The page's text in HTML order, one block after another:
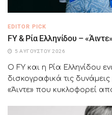
EDITOR PICK
FY & Ρία Ελληνίδου – «Άιντε»
5 ΑΥΓΟΎΣΤΟΥ 2026
Ο FY και η Ρία Ελληνίδου
δισκογραφικά τις
«Άιντε» που κυκλοφορεί